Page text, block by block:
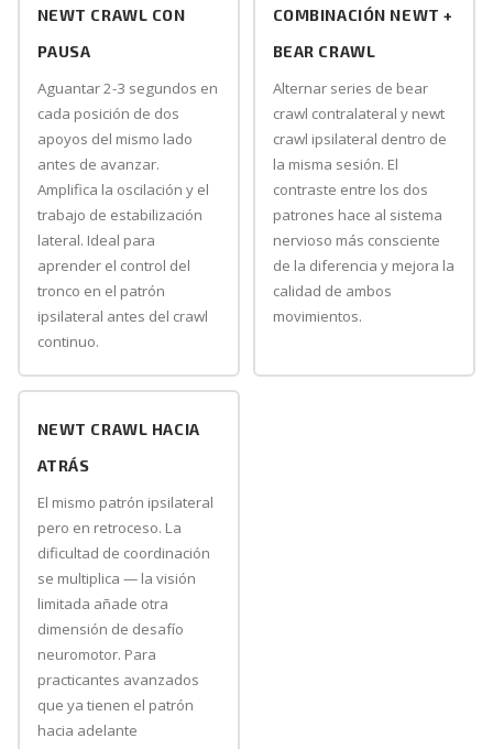
NEWT CRAWL CON
PAUSA
Aguantar 2-3 segundos en
cada posición de dos
apoyos del mismo lado
antes de avanzar.
Amplifica la oscilación y el
trabajo de estabilización
lateral. Ideal para
aprender el control del
tronco en el patrón
ipsilateral antes del crawl
continuo.
COMBINACIÓN NEWT +
BEAR CRAWL
Alternar series de bear
crawl contralateral y newt
crawl ipsilateral dentro de
la misma sesión. El
contraste entre los dos
patrones hace al sistema
nervioso más consciente
de la diferencia y mejora la
calidad de ambos
movimientos.
NEWT CRAWL HACIA
ATRÁS
El mismo patrón ipsilateral
pero en retroceso. La
dificultad de coordinación
se multiplica — la visión
limitada añade otra
dimensión de desafío
neuromotor. Para
practicantes avanzados
que ya tienen el patrón
hacia adelante